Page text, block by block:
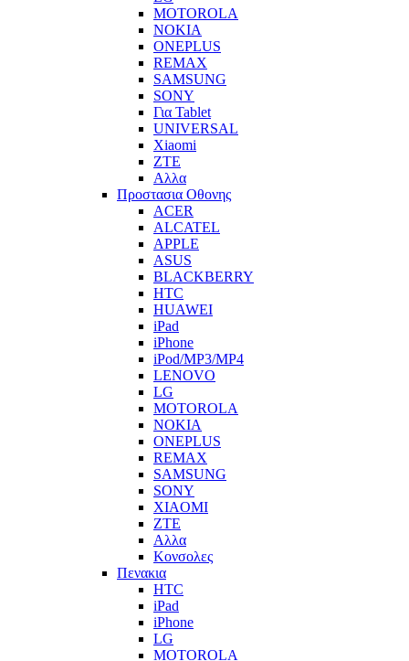
MOTOROLA
NOKIA
ONEPLUS
REMAX
SAMSUNG
SONY
Για Tablet
UNIVERSAL
Xiaomi
ZTE
Αλλα
Προστασια Οθονης
ACER
ALCATEL
APPLE
ASUS
BLACKBERRY
HTC
HUAWEI
iPad
iPhone
iPod/MP3/MP4
LENOVO
LG
MOTOROLA
NOKIA
ONEPLUS
REMAX
SAMSUNG
SONY
XIAOMI
ZTE
Αλλα
Κονσολες
Πενακια
HTC
iPad
iPhone
LG
MOTOROLA